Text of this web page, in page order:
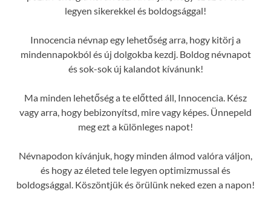
legyen sikerekkel és boldogsággal!
Innocencia névnap egy lehetőség arra, hogy kitörj a
mindennapokból és új dolgokba kezdj. Boldog névnapot
és sok-sok új kalandot kívánunk!
Ma minden lehetőség a te előtted áll, Innocencia. Kész
vagy arra, hogy bebizonyítsd, mire vagy képes. Ünnepeld
meg ezt a különleges napot!
Névnapodon kívánjuk, hogy minden álmod valóra váljon,
és hogy az életed tele legyen optimizmussal és
boldogsággal. Köszöntjük és örülünk neked ezen a napon!